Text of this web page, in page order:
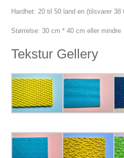
Hardhet: 20 til 50 land en (tilsvarer 38
Størrelse: 30 cm * 40 cm eller mindre
Tekstur Gellery